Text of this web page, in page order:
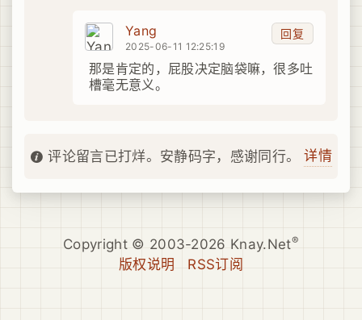
回复
Yang
2025-06-11 12:25:19
那是肯定的，屁股决定脑袋嘛，很多吐
槽毫无意义。
评论留言已打烊。安静码字，感谢同行。 详情
Copyright © 2003-2026 Knay.Net®
版权说明 RSS订阅